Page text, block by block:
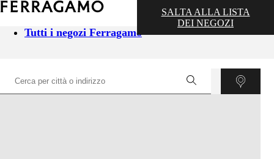
Tutti i negozi Ferragamo
SALTA ALLA LISTA
DEI NEGOZI
CARTO